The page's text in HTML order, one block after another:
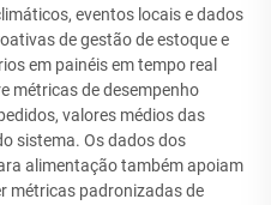
eventos locais e dados
de gestão de estoque e
em painéis em tempo real
métricas de desempenho
valores médios das
sistema. Os dados dos
alimentação também apoiam
métricas padronizadas de